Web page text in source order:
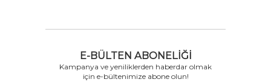
E-BÜLTEN ABONELIĞI
Kampanya ve yeniliklerden haberdar olmak
için e-bültenimize abone olun!